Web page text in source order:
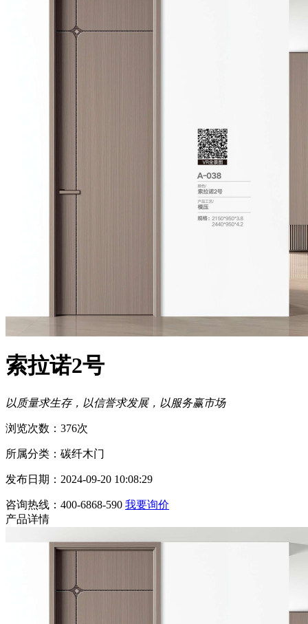
索拉诺2号
以质量求生存，以信誉求发展，以服务赢市场
浏览次数：376次
所属分类：碳纤木门
发布日期：2024-09-20 10:08:29
咨询热线：400-6868-590 我要询价
产品详情